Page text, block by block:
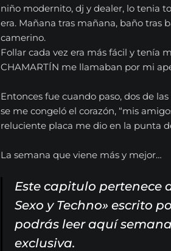
Tecnologia
Nosotros
Series
Contacta
Español
English
Search
niño modernito, dj y dealer, lo tenia
era. Mañana tras mañana, baño tras
camerino.
Follar cada vez era más fácil y tenía
CHAMARTÍN me llamaban por mi
Entonces fue cuando paso, dos de
se me congeló el corazón, “mis
reluciente placa me dio en la punta
La semana que viene más y mejor…
Este capitulo pertenece
Sexo y Techno» escrito
podrás leer aquí
exclusiva.